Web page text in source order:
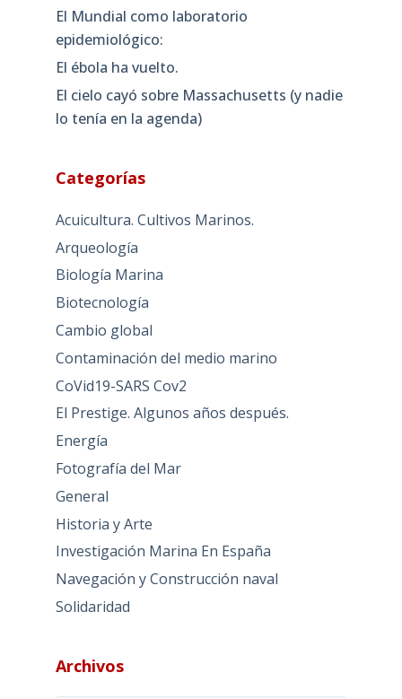
El Mundial como laboratorio
epidemiológico:
El ébola ha vuelto.
El cielo cayó sobre Massachusetts (y nadie
lo tenía en la agenda)
Categorías
Acuicultura. Cultivos Marinos.
Arqueología
Biología Marina
Biotecnología
Cambio global
Contaminación del medio marino
CoVid19-SARS Cov2
El Prestige. Algunos años después.
Energía
Fotografía del Mar
General
Historia y Arte
Investigación Marina En España
Navegación y Construcción naval
Solidaridad
Archivos